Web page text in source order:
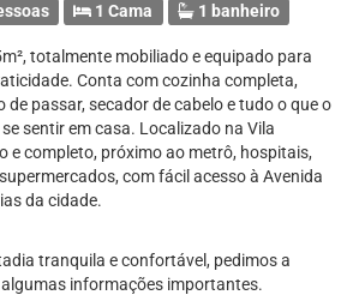
1 Cama 1 banheiro
totalmente mobiliado e equipado para
Conta com cozinha completa,
de passar, secador de cabelo e tudo o que o
sentir em casa. Localizado na Vila
e completo, próximo ao metrô, hospitais,
com fácil acesso à Avenida
da cidade.
tranquila e confortável, pedimos a
informações importantes.